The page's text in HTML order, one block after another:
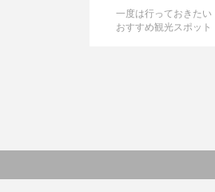
一度は行っておきたい
おすすめ観光スポット